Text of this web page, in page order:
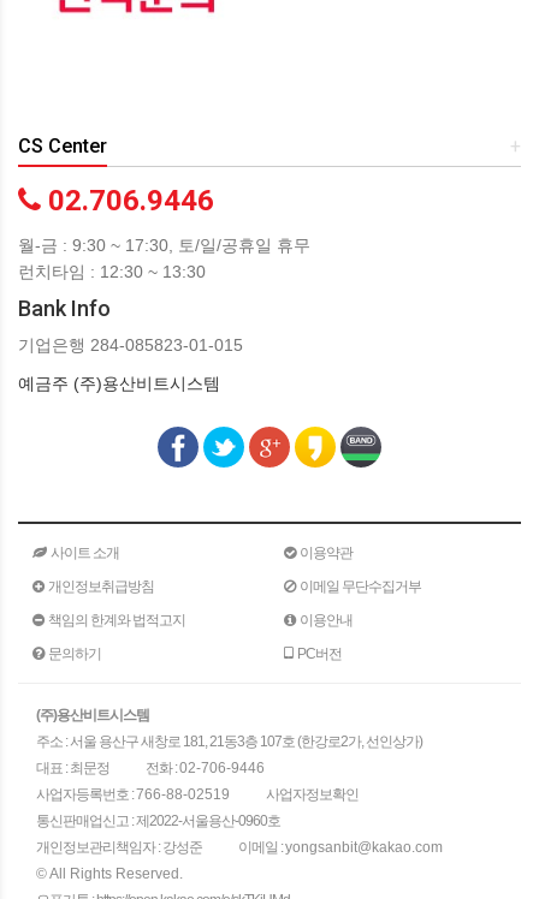
+
CS Center
02.706.9446
월-금 : 9:30 ~ 17:30, 토/일/공휴일 휴무
런치타임 : 12:30 ~ 13:30
Bank Info
기업은행 284-085823-01-015
예금주 (주)용산비트시스템
사이트 소개
이용약관
개인정보취급방침
이메일 무단수집거부
책임의 한계와 법적고지
이용안내
문의하기
PC버전
(주)용산비트시스템
주소 : 서울 용산구 새창로 181, 21동3층 107호 (한강로2가, 선인상가)
대표 : 최문정
전화 :02-706-9446
사업자등록번호 :766-88-02519
사업자정보확인
통신판매업신고 : 제2022-서울용산-0960호
개인정보관리책임자 : 강성준
이메일 :yongsanbit@kakao.com
© All Rights Reserved.